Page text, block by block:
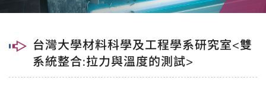
台灣大學材料科學及工程學系研究室<雙
系統整合:拉力與溫度的測試>